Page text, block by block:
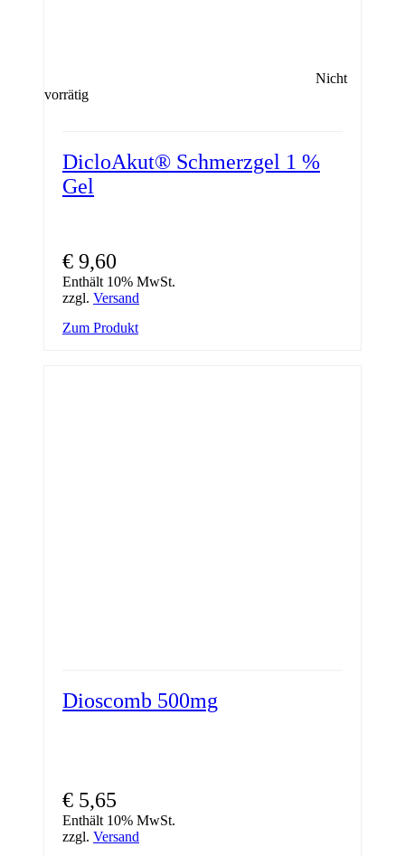
Nicht
vorrätig
DicloAkut® Schmerzgel 1 %
Gel
€ 9,60
Enthält 10% MwSt.
zzgl. Versand
Zum Produkt
Dioscomb 500mg
€ 5,65
Enthält 10% MwSt.
zzgl. Versand